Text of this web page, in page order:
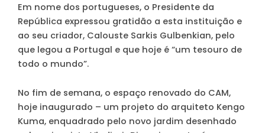
Em nome dos portugueses, o Presidente da
República expressou gratidão a esta instituição e
ao seu criador, Calouste Sarkis Gulbenkian, pelo
que legou a Portugal e que hoje é “um tesouro de
todo o mundo”.
No fim de semana, o espaço renovado do CAM,
hoje inaugurado – um projeto do arquiteto Kengo
Kuma, enquadrado pelo novo jardim desenhado